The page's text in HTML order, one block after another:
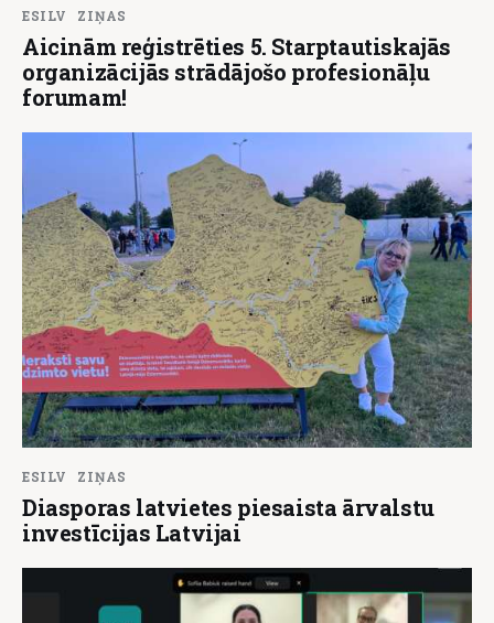
ESILV ZIŅAS
Aicinām reģistrēties 5. Starptautiskajās
organizācijās strādājošo profesionāļu
forumam!
ESILV ZIŅAS
Diasporas latvietes piesaista ārvalstu
investīcijas Latvijai